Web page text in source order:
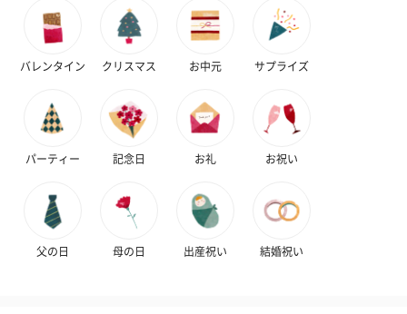
バレンタイン クリスマス お中元 サプライズ
パーティー 記念日 お礼 お祝い
父の日 母の日 出産祝い 結婚祝い